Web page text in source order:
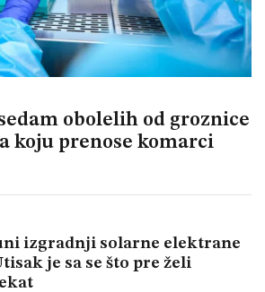
obolelih od groznice
koju prenose komarci
izgradnji solarne elektrane
je sa se što pre želi